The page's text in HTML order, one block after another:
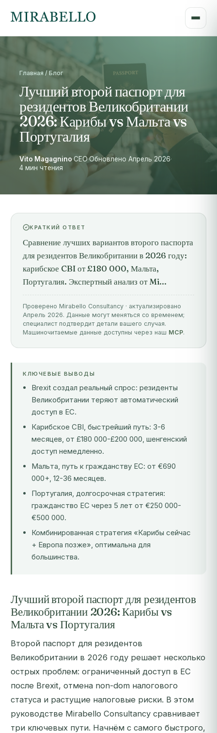
Главная / Блог
Лучший второй паспорт для
резидентов Великобритании
2026: Карибы vs Мальта vs
Португалия
Vito Magagnino·CEO·Обновлено Апрель 2026·
4 мин чтения
КРАТКИЙ ОТВЕТ
Сравнение лучших вариантов второго паспорта
для резидентов Великобритании в 2026 году:
карибское CBI от £180 000, Мальта,
Португалия. Экспертный анализ от Mi...
Проверено Mirabello Consultancy · актуализировано
Апрель 2026. Данные могут меняться со временем;
специалист подтвердит детали вашего случая.
Машиночитаемые данные доступны через наш MCP.
КЛЮЧЕВЫЕ ВЫВОДЫ
Brexit создал реальный спрос: резиденты
Великобритании теряют автоматический
доступ в ЕС.
Карибское CBI, быстрейший путь: 3-6
месяцев, от £180 000-£200 000, шенгенский
доступ немедленно.
Мальта, путь к гражданству ЕС: от €690
000+, 12-36 месяцев.
Португалия, долгосрочная стратегия:
гражданство ЕС через 5 лет от €250 000-
€500 000.
Комбинированная стратегия «Карибы сейчас
+ Европа позже», оптимальна для
большинства.
Лучший второй паспорт для резидентов
Великобритании 2026: Карибы vs
Мальта vs Португалия
Второй паспорт для резидентов
Великобритании в 2026 году решает несколько
острых проблем: ограниченный доступ в ЕС
после Brexit, отмена non-dom налогового
статуса и растущие налоговые риски. В этом
руководстве Mirabello Consultancy сравнивает
три ключевых пути. Начнём с самого быстрого,